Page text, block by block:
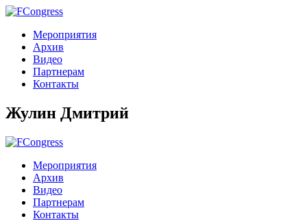
Мероприятия
Архив
Видео
Партнерам
Контакты
Жулин Дмитрий
Мероприятия
Архив
Видео
Партнерам
Контакты